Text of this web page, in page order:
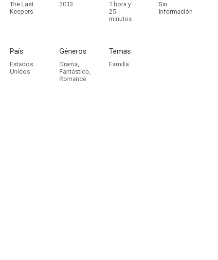
The Last
Keepers
2013
1 hora y
25
minutos
Sin
información
País
Estados
Unidos
Géneros
Drama,
Fantástico,
Romance
Temas
Familia